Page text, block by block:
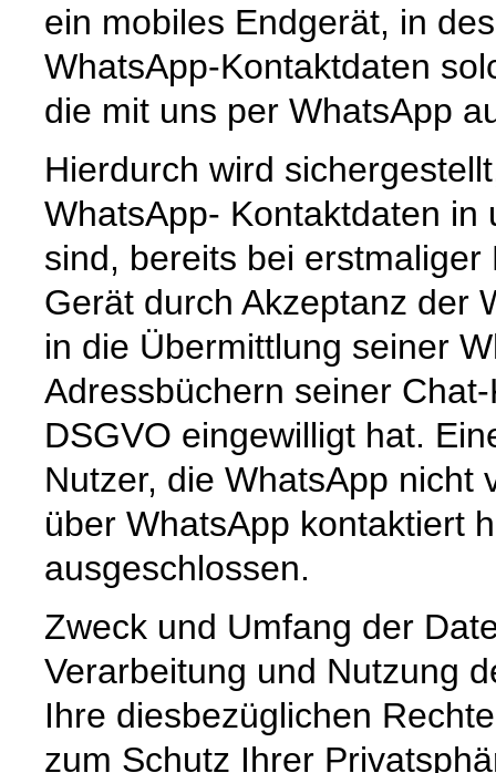
ein mobiles Endgerät, in
WhatsApp-Kontaktdaten
die mit uns per WhatsApp
Hierdurch wird
WhatsApp- Kontaktdaten in
sind, bereits bei
Gerät durch Akzeptanz der
in die Übermittlung seiner
Adressbüchern seiner
DSGVO eingewilligt hat.
Nutzer, die WhatsApp nicht
über WhatsApp kontaktiert
ausgeschlossen.
Zweck und Umfang der
Verarbeitung und Nutzung
Ihre diesbezüglichen
zum Schutz Ihrer